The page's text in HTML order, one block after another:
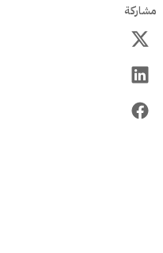
مشاركة